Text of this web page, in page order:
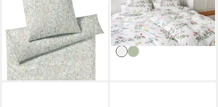
Jersey, 2 teilig, angenehmes
Hautgefühl
ab 104,15 € UVP149,00 €
-30%
lieferbar - in 6-8 Werktagen bei dir
Satin, 2 teilig, angenehmes
Hautgefühl
166,49 €
lieferbar - in 6-8 Werktagen bei dir